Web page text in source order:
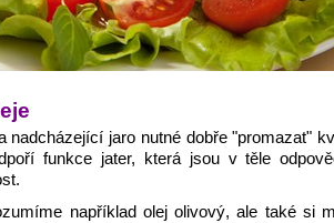
nadcházející jaro nutné dobře "promazat"
funkce jater, která jsou v těle
například olej olivový, ale také si